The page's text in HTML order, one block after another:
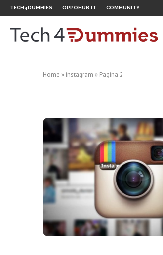
TECH4DUMMIES OPPOHUB.IT COMMUNITY
Home » instagram » Pagina 2